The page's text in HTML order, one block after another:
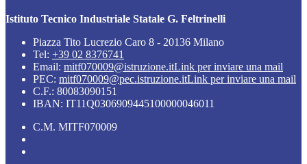
Istituto Tecnico Industriale Statale G. Feltrinelli
Piazza Tito Lucrezio Caro 8 - 20136 Milano
Tel: +39 02 8376741
Email: mitf070009@istruzione.itLink per inviare una mail
PEC: mitf070009@pec.istruzione.itLink per inviare una mail
C.F.: 80083090151
IBAN: IT11Q0306909445100000046011
C.M. MITF070009